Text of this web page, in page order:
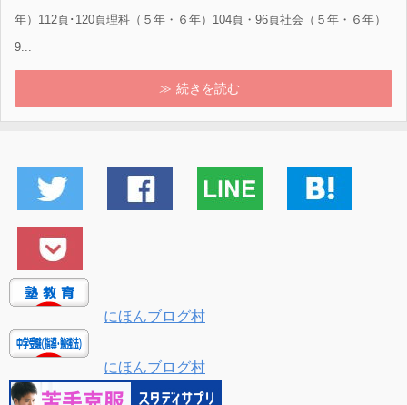
年）112頁･120頁理科（５年・６年）104頁・96頁社会（５年・６年）
9...
続きを読む
にほんブログ村
にほんブログ村